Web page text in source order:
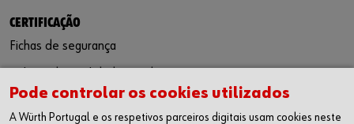
CERTIFICAÇÃO
Fichas de segurança
Responsabilidade ambiental
Pode controlar os cookies utilizados
A Würth Portugal e os respetivos parceiros digitais usam cookies neste